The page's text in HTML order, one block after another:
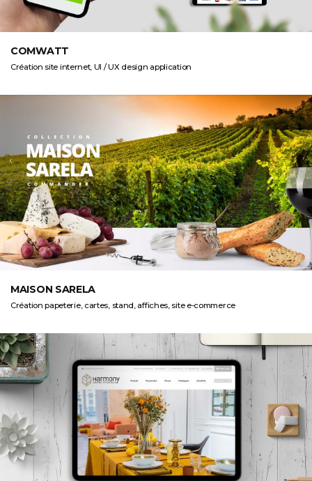
COMWATT
Création site internet, UI / UX design application
MAISON SARELA
Création papeterie, cartes, stand, affiches, site e-commerce